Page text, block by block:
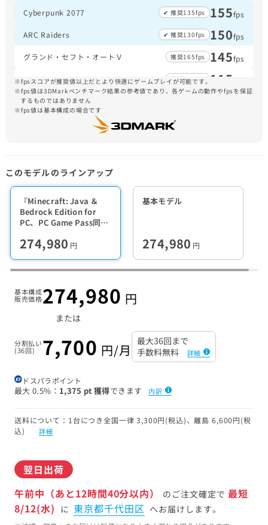
Cyberpunk 2077
推奨135fps 155fps
ARC Raiders
推奨130fps 150fps
グランド・セフト・オートＶ
推奨165fps 145fps
Fortnite
推奨150fps 115
Forza Horizon 5
105
Escape from Tarkov
推奨105fps
fpsスコアが推奨値以上だとより快適にゲームプレイが可能です。
fps値は3DMarkベンチマーク結果の参考値であり、各ゲームの動作やfpsを保証
するものではありません
fps値は基本構成の場合です
このモデルのラインアップ
『Minecraft: Java ＆
Bedrock Edition for
PC、PC Game Pass同梱
274,980 円
基本モデル
274,980 円
基本構成
販売価格274,980 円
または
分割払い
(36回) 7,700 円/月
最大36回まで
手数料無料
詳細
ドスパラポイント
最大0.5% 1,375 pt 獲得できます 内訳
送料について：1台につき全国一律 3,300円(税込)、離島 6,600円(税
込)
詳細
翌日出荷
午前中（あと12時間40分以内）
のご注文確定で 最短
8/12(水) に 東京都千代田区 へお届けします。